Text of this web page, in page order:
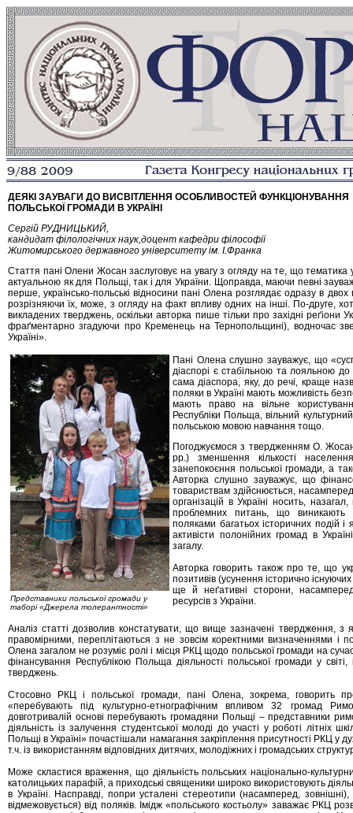
ДЕЯКІ ЗАУВАГИ ДО ВИСВІТЛЕННЯ ОСОБЛИВОСТЕЙ ФУНКЦІОНУВАННЯ
ПОЛЬСЬКОЇ ГРОМАДИ В УКРАЇНІ
Сергій РУДНИЦЬКИЙ,
кандидат філологічних наук,доцент кафедри філософії
Житомирського державного університету ім. І.Франка
Стаття пані Олени Жосан заслуговує на увагу з огляду на те, що тематика
актуальною як для Польщі, так і для України. Щоправда, маючи певні
перше, українсько-польські відносини пані Олена розглядає одразу в
розрізняючи їх, може, з огляду на факт впливу одних на інші. По-друге,
викладених тверджень, оскільки авторка пише тільки про західні реґіони
фраґментарно згадуючи про Кременець на Тернопольщині), водночас
Україні».
Пані Олена слушно зауважує, що
діаспорі є стабільною та лояльною
сама діаспора, яку, до речі, краще
поляки в Україні мають можливість
мають право на вільне
Республіки Польща, вільний
польською мовою навчання тощо.
Погоджуємося з твердженням О.
рр.) зменшення кількості
занепокоєння польської громади, а
Авторка слушно зауважує, що
товариствам здійснюється,
організацій в Україні носить,
проблемних питань, що виникають
поляками багатьох історичних подій
активісти полонійних громад в
загалу.
Авторка говорить також про те, що
позитивів (усунення історично
ще й неґативні сторони,
ресурсів з України.
Представники польської громади у
таборі «Джерела толерантності»
Аналіз статті дозволив констатувати, що вище зазначені твердження, з
правомірними, переплітаються з не зовсім коректними визначеннями і
Олена загалом не розуміє ролі і місця РКЦ щодо польської громади на
фінансування Республікою Польща діяльності польської громади у
тверджень.
Стосовно РКЦ і польської громади, пані Олена, зокрема, говорить
«перебувають під культурно-етнографічним впливом 32 громад
довготривалій основі перебувають громадяни Польщі – представники
діяльність із залучення студентської молоді до участі у роботі літніх
Польщі в Україні» почастішали намагання закріплення присутності РКЦ у
т.ч. із використанням відповідних дитячих, молодіжних і громадських
Може скластися враження, що діяльність польських національно-
католицьких парафій, а приходські священики широко використовують
в Україні. Насправді, попри усталені стереотипи (насамперед,
відмежовується) від поляків. Імідж «польського костьолу» заважає РКЦ